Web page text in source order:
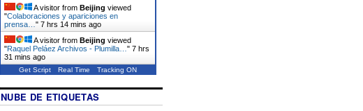
A visitor from Beijing viewed
"Colaboraciones y apariciones en
prensa… " 7 hrs 14 mins ago
A visitor from Beijing viewed
"Raquel Peláez Archivos - Plumilla… " 7 hrs
31 mins ago
Get Script Real Time Tracking ON
NUBE DE ETIQUETAS